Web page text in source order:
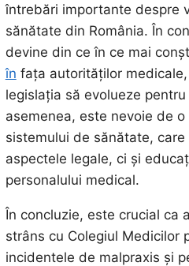
întrebări importante despre
sănătate din România. În
devine din ce în ce mai
în fața autorităților
legislația să evolueze
asemenea, este nevoie de
sistemului de sănătate,
aspectele legale, ci și
personalului medical.
În concluzie, este crucial ca
strâns cu Colegiul Medicilor
incidentele de malpraxis și